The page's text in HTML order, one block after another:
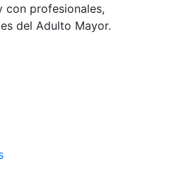
con profesionales,
del Adulto Mayor.